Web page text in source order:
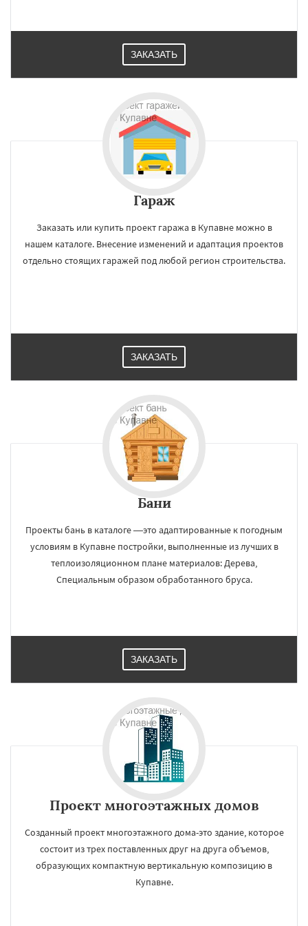
ЗАКАЗАТЬ
Гараж
Заказать или купить проект гаража в Купавне можно в
нашем каталоге. Внесение изменений и адаптация проектов
отдельно стоящих гаражей под любой регион строительства.
ЗАКАЗАТЬ
Бани
Проекты бань в каталоге —это адаптированные к погодным
условиям в Купавне постройки, выполненные из лучших в
теплоизоляционном плане материалов: Дерева,
Специальным образом обработанного бруса.
ЗАКАЗАТЬ
Проект многоэтажных домов
Созданный проект многоэтажного дома-это здание, которое
состоит из трех поставленных друг на друга объемов,
образующих компактную вертикальную композицию в
Купавне.